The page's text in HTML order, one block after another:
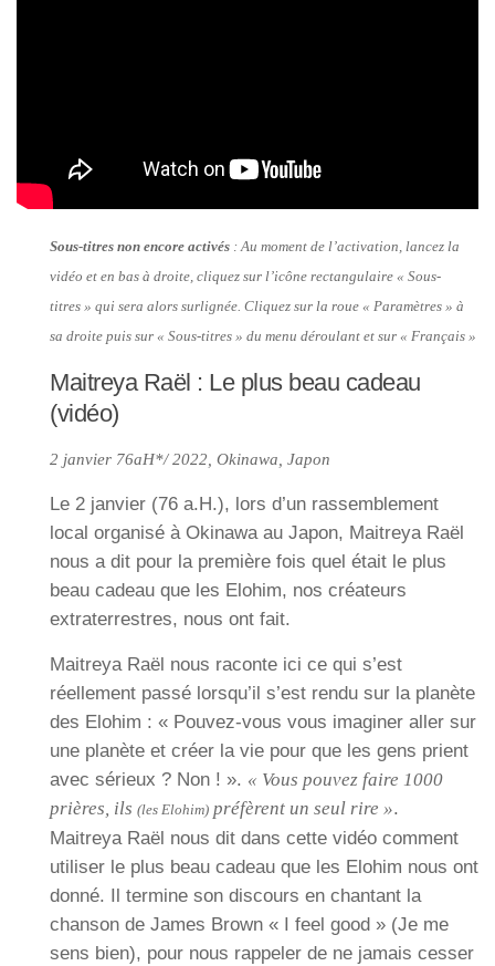
Sous-titres non encore activés : Au moment de l’activation, lancez la
vidéo et en bas à droite, cliquez sur l’icône rectangulaire « Sous-
titres » qui sera alors surlignée. Cliquez sur la roue « Paramètres » à
sa droite puis sur « Sous-titres » du menu déroulant et sur « Français »
Maitreya Raël : Le plus beau cadeau
(vidéo)
2 janvier 76aH*/ 2022, Okinawa, Japon
Le 2 janvier (76 a.H.), lors d’un rassemblement
local organisé à Okinawa au Japon, Maitreya Raël
nous a dit pour la première fois quel était le plus
beau cadeau que les Elohim, nos créateurs
extraterrestres, nous ont fait.
Maitreya Raël nous raconte ici ce qui s’est
réellement passé lorsqu’il s’est rendu sur la planète
des Elohim : « Pouvez-vous vous imaginer aller sur
une planète et créer la vie pour que les gens prient
avec sérieux ? Non ! ». « Vous pouvez faire 1000
prières, ils (les Elohim) préfèrent un seul rire ».
Maitreya Raël nous dit dans cette vidéo comment
utiliser le plus beau cadeau que les Elohim nous ont
donné. Il termine son discours en chantant la
chanson de James Brown « I feel good » (Je me
sens bien), pour nous rappeler de ne jamais cesser